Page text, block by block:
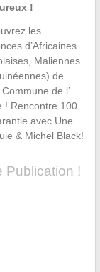
!
les
d’Africaines
Maliennes
de
de l’
! Rencontre 100
avec Une
& Michel Black!
Publication !